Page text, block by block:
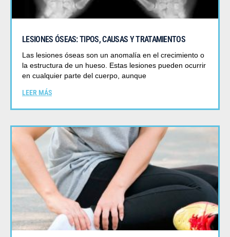
LESIONES ÓSEAS: TIPOS, CAUSAS Y TRATAMIENTOS
Las lesiones óseas son un anomalía en el crecimiento o
la estructura de un hueso. Estas lesiones pueden ocurrir
en cualquier parte del cuerpo, aunque
LEER MÁS